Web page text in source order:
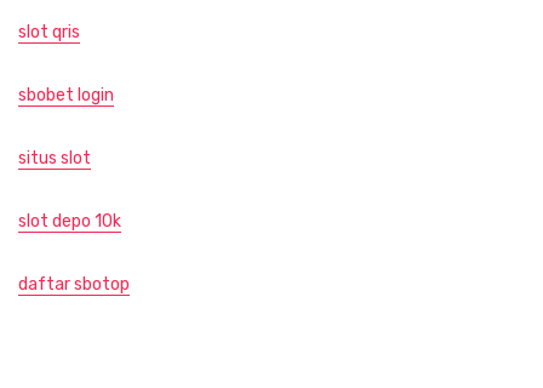
slot qris
sbobet login
situs slot
slot depo 10k
daftar sbotop